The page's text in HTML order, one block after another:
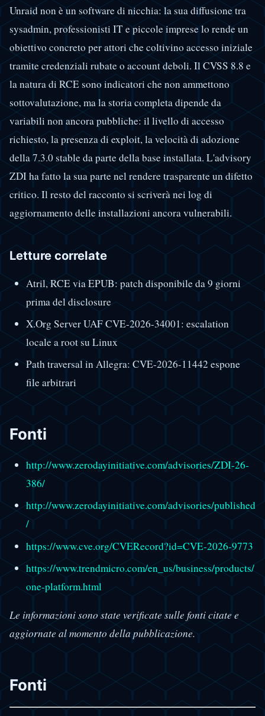
Unraid non è un software di nicchia: la sua diffusione tra
sysadmin, professionisti IT e piccole imprese lo rende un
obiettivo concreto per attori che coltivino accesso iniziale
tramite credenziali rubate o account deboli. Il CVSS 8.8 e
la natura di RCE sono indicatori che non ammettono
sottovalutazione, ma la storia completa dipende da
variabili non ancora pubbliche: il livello di accesso
richiesto, la presenza di exploit, la velocità di adozione
della 7.3.0 stable da parte della base installata. L'advisory
ZDI ha fatto la sua parte nel rendere trasparente un difetto
critico. Il resto del racconto si scriverà nei log di
aggiornamento delle installazioni ancora vulnerabili.
Letture correlate
Atril, RCE via EPUB: patch disponibile da 9 giorni
prima del disclosure
X.Org Server UAF CVE-2026-34001: escalation
locale a root su Linux
Path traversal in Allegra: CVE-2026-11442 espone
file arbitrari
Fonti
http://www.zerodayinitiative.com/advisories/ZDI-26-
386/
http://www.zerodayinitiative.com/advisories/published
/
https://www.cve.org/CVERecord?id=CVE-2026-9773
https://www.trendmicro.com/en_us/business/products/
one-platform.html
Le informazioni sono state verificate sulle fonti citate e
aggiornate al momento della pubblicazione.
Fonti